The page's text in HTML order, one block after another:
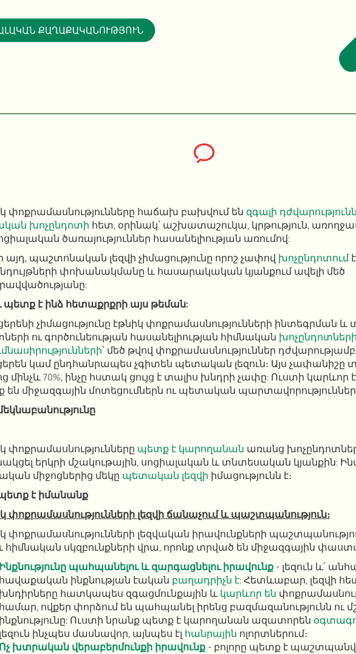
փոքրամասնությունները հաճախ բախվում են զգալի
խոչընդոտի հետ, օրինակ՝ աշխատաշուկա, կրթություն,
ծառայություններ հասանելիության առումով:
այդ, պաշտոնական լեզվի չիմացությունը որոշ չափով խոչընդոտում
փոխանակմանը և հասարակական կյանքում ավելի մեծ
պետք է ինձ հետաքրքրի այս թեման:
չիմացությունը էթնիկ փոքրամասնությունների ինտեգրման և
ու գործունեության հասանելիության հիմնական
՝ մեծ թվով փոքրամասնություններ
կամ ընդհանրապես չգիտեն պետական ​​լեզուն։ Այս չափանիշը
մինչև 70%, ինչը հստակ ցույց է տալիս խնդրի չափը: Ուստի կարևոր
են միջազգային մոտեցումներն ու պետական
փոքրամասնությունները պետք է կարողանան առանց
երկրի մշակութային, սոցիալական և տնտեսական կյանքին:
միջոցներից մեկը պետական ​​լեզվի իմացությունն է։
պետք է իմանանք
փոքրամասնությունների լեզվի ճանաչում և պաշտպանություն։
փոքրամասնությունների լեզվական իրավունքների
հիմնական սկզբունքների վրա, որոնք տրված են միջազգային
Ինքնությունը պահպանելու և զարգացնելու իրավունք - լեզուն և՛
հավաքական ինքնության էական բաղադրիչն է: Հետևաբար, լեզվի
խնդիրները հատկապես զգացմունքային և կարևոր են
համար, ովքեր փորձում են պահպանել իրենց բազմազանությունն ու
ինքնությունը: Ուստի նրանք պետք է կարողանան ազատորեն
լեզուն ինչպես մասնավոր, այնպես էլ հանրային ոլորտներում։
Ոչ խտրական վերաբերմունքի իրավունք - բոլորը պետք է